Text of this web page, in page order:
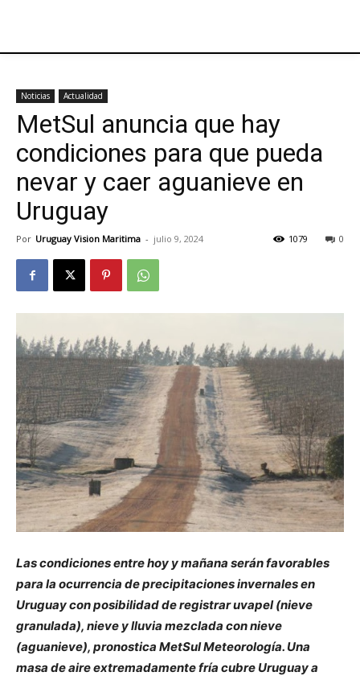
Noticias Actualidad
MetSul anuncia que hay
condiciones para que pueda
nevar y caer aguanieve en
Uruguay
Por Uruguay Vision Maritima - julio 9, 2024 0
1079
Las condiciones entre hoy y mañana serán favorables
para la ocurrencia de precipitaciones invernales en
Uruguay con posibilidad de registrar uvapel (nieve
granulada), nieve y lluvia mezclada con nieve
(aguanieve), pronostica MetSul Meteorología. Una
masa de aire extremadamente fría cubre Uruguay a